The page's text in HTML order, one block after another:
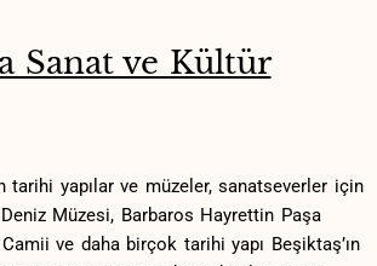
Sanat ve Kültür
tarihi yapılar ve⁤ müzeler, sanatseverler için
Müzesi, Barbaros Hayrettin ​Paşa⁤
ve daha birçok ⁤tarihi yapı Beşiktaş’ın‌